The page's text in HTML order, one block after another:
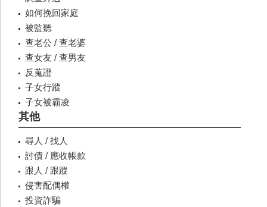
如何挽回家庭
被監聽
查老公 / 查老婆
查女友 / 查男友
反蒐證
子女行蹤
子女被霸凌
其他
尋人 / 找人
討債 / 應收帳款
跟人 / 跟蹤
侵害配偶權
投資詐騙